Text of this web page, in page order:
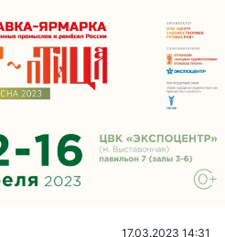
17.03.2023 14:31